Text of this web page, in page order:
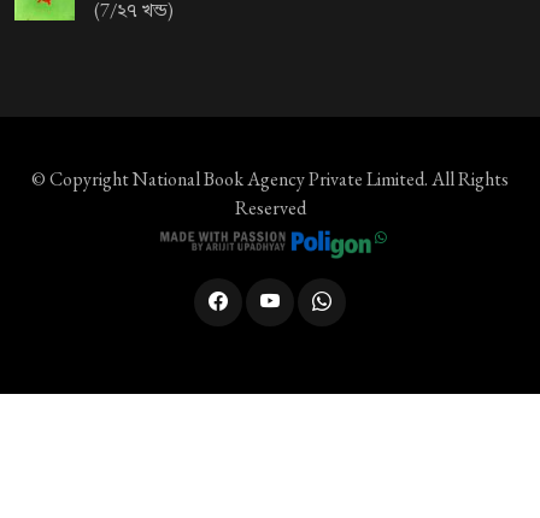
(7/২৭ খন্ড)
© CopyrightNational Book Agency Private Limited. All Rights
Reserved